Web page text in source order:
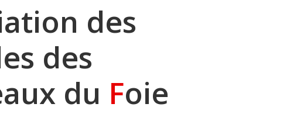
des
des
du Foie